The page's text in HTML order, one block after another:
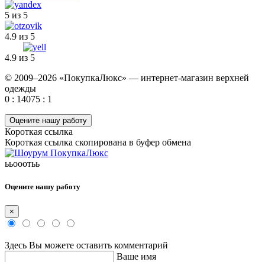
5 из 5
4.9 из 5
4.9 из 5
© 2009–2026 «ПокупкаЛюкс» — интернет-магазин верхней
одежды
0 : 14075 : 1
Оцените нашу работу
Короткая ссылка
Короткая ссылка скопирована в буфер обмена
ььооотьь
Оцените нашу работу
×
Здесь Вы можете оставить комментарий
Ваше имя